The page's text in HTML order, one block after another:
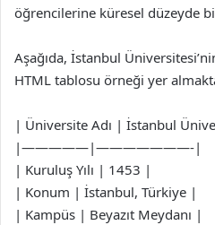
öğrencilerine küresel düzeyde
Aşağıda, İstanbul
HTML tablosu örneği yer
| Üniversite Adı | İstanbul
|—————|———————-|
| Kuruluş Yılı | 1453 |
| Konum | İstanbul, Türkiye |
| Kampüs | Beyazıt Meydanı |